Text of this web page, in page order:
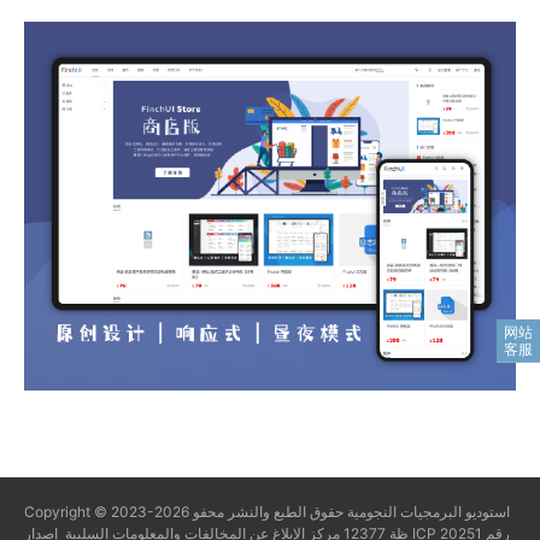
Copyright © 2023-2026 استوديو البرمجيات النجومية حقوق الطبع والنشر محفو
ظة 12377 مركز الإبلاغ عن المخالفات والمعلومات السلبية إصدار ICP رقم 20251